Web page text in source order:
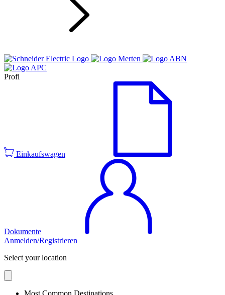
Profi
Einkaufswagen
Dokumente
Anmelden/Registrieren
Select your location
Most Common Destinations